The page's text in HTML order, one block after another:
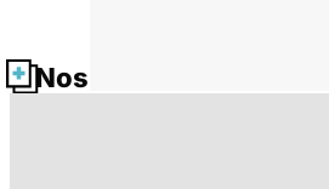
Nos fiches santé